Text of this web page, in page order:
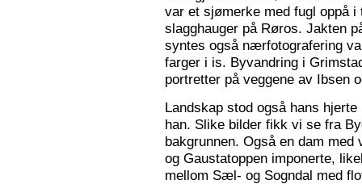
var et sjømerke med fugl oppå
slagghauger på Røros. Jakten
syntes også nærfotografering
farger i is. Byvandring i
portretter på veggene av Ibsen
Landskap stod også hans
han. Slike bilder fikk vi se fra
bakgrunnen. Også en dam
og Gaustatoppen imponerte,
mellom Sæl- og Sogndal med